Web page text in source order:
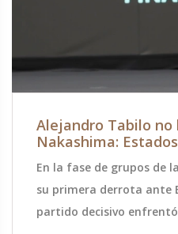
Alejandro Tabilo no
Nakashima:
Davis
En la fase de grupos de
su primera derrota ante
partido decisivo